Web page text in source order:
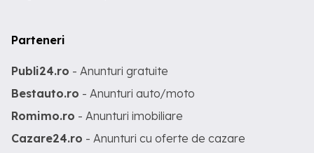
Parteneri
Publi24.ro - Anunturi gratuite
Bestauto.ro - Anunturi auto/moto
Romimo.ro - Anunturi imobiliare
Cazare24.ro - Anunturi cu oferte de cazare